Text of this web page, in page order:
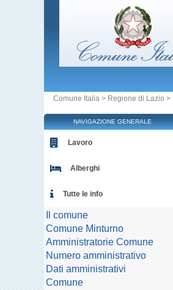
Comune Italia > Regione di Lazio >
NAVIGAZIONE GENERALE
Lavoro
Alberghi
Tutte le info
Il comune
Comune Minturno
Amministratorie Comune
Numero amministrativo
Dati amministrativi
Comune